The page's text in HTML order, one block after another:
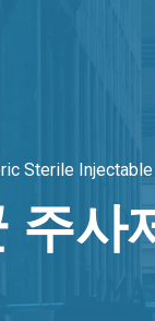
Sterile
주사